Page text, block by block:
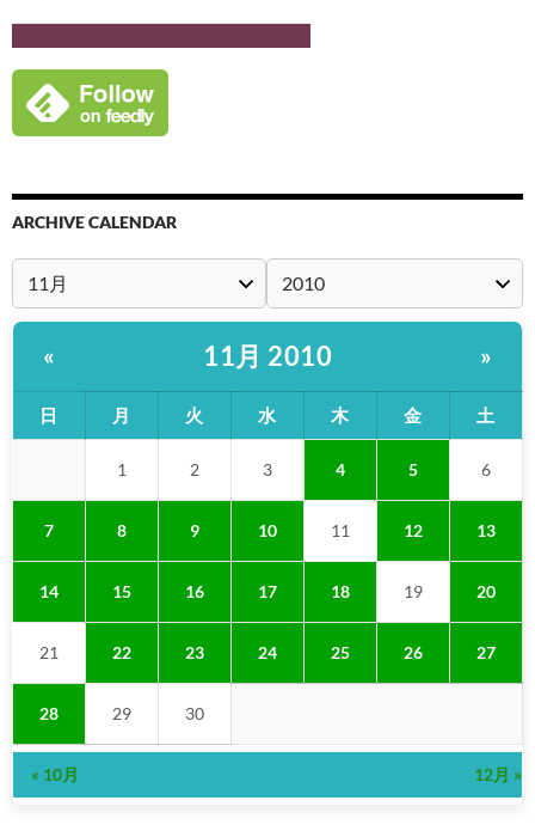
ARCHIVE CALENDAR
« 11月 2010 »
日 月 火 水 木 金 土
1 2 3 4 5 6
7 8 9 10 11 12 13
14 15 16 17 18 19 20
21 22 23 24 25 26 27
28 29 30
« 10月 12月 »